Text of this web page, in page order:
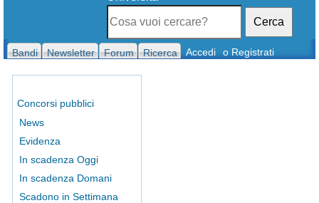
Cerca
Bandi Newsletter Forum Ricerca Accedi o Registrati
Concorsi pubblici
News
Evidenza
In scadenza Oggi
In scadenza Domani
Scadono in Settimana